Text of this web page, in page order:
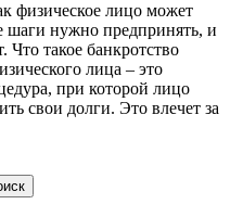
физическое лицо может
шаги нужно предпринять, и
Что такое банкротство
лица – это
при которой лицо
свои долги. Это влечет за